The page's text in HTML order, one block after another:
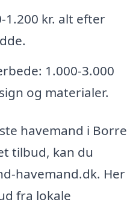
kr. alt efter
1.000-3.000
og materialer.
havemand i Borre
tilbud, kan du
havemand.dk. Her
fra lokale